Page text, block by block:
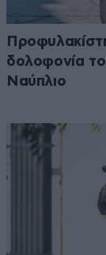
δολοφονία
Ναύπλιο